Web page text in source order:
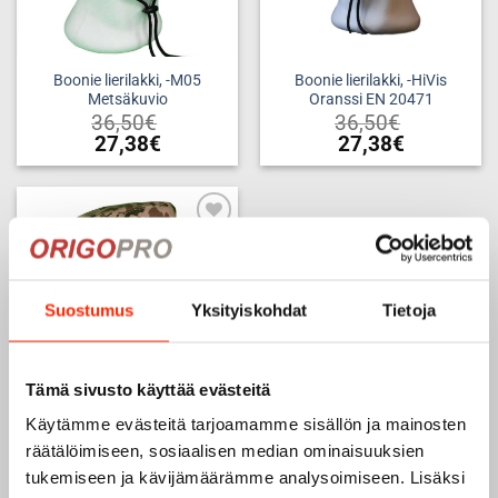
Suostumus Yksityiskohdat Tietoja
Tämä sivusto käyttää evästeitä
Käytämme evästeitä tarjoamamme sisällön ja mainosten
räätälöimiseen, sosiaalisen median ominaisuuksien
tukemiseen ja kävijämäärämme analysoimiseen. Lisäksi
Boonie lierilakki, -M05
Metsäkuvio
36,50€
27,38€
Tällä
tuotteella
on
useampi
muunnelma.
tehdä
Boonie lierilakki, -HiVis
Oranssi EN 20471
36,50€
27,38€
Tällä
useampi
muunnelma.
tehdä
Boonie lierilakki, -M04
Aavikkokuvio
36,50€